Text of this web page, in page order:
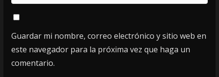
Guardar mi nombre, correo electrónico y sitio web en
este navegador para la próxima vez que haga un
comentario.